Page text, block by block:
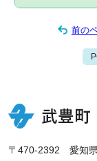
前の
〒470-2392 愛知